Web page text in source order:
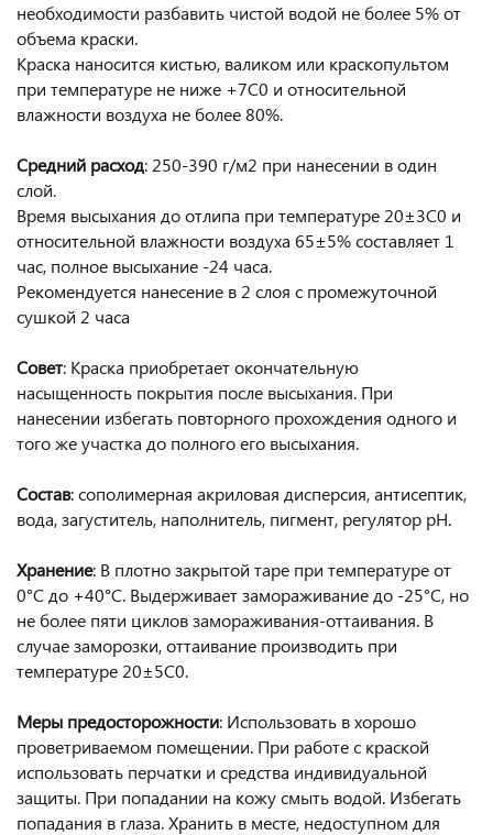
необходимости разбавить чистой водой не более 5% от
объема краски.
Краска наносится кистью, валиком или краскопультом
при температуре не ниже +7С0 и относительной
влажности воздуха не более 80%.
Средний расход: 250-390 г/м2 при нанесении в один
слой.
Время высыхания до отлипа при температуре 20±3С0 и
относительной влажности воздуха 65±5% составляет 1
час, полное высыхание -24 часа.
Рекомендуется нанесение в 2 слоя с промежуточной
сушкой 2 часа
Совет: Краска приобретает окончательную
насыщенность покрытия после высыхания. При
нанесении избегать повторного прохождения одного и
того же участка до полного его высыхания.
Состав: сополимерная акриловая дисперсия, антисептик,
вода, загуститель, наполнитель, пигмент, регулятор рН.
Хранение: В плотно закрытой таре при температуре от
0°С до +40°С. Выдерживает замораживание до -25°С, но
не более пяти циклов замораживания-оттаивания. В
случае заморозки, оттаивание производить при
температуре 20±5С0.
Меры предосторожности: Использовать в хорошо
проветриваемом помещении. При работе с краской
использовать перчатки и средства индивидуальной
защиты. При попадании на кожу смыть водой. Избегать
попадания в глаза. Хранить в месте, недоступном для